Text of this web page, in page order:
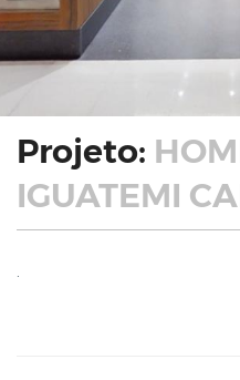
Projeto:
IGUATEMI